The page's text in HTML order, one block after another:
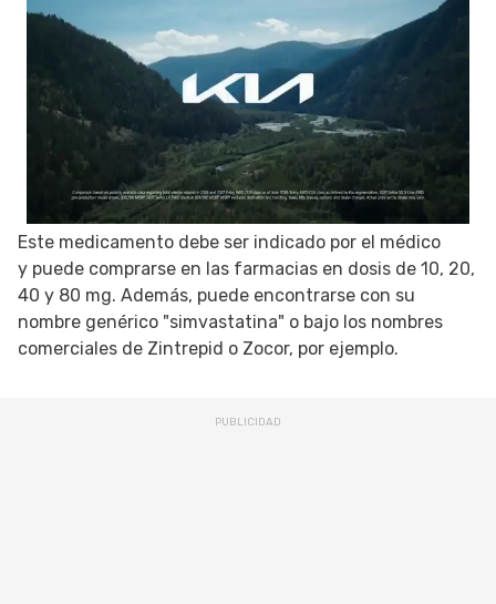
Este medicamento debe ser indicado por el médico
y puede comprarse en las farmacias en dosis de 10, 20,
40 y 80 mg. Además, puede encontrarse con su
nombre genérico "simvastatina" o bajo los nombres
comerciales de Zintrepid o Zocor, por ejemplo.